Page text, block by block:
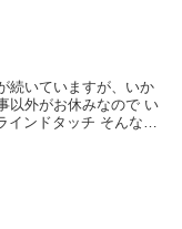
続いていますが、いか
以外がお休みなので い
ンドタッチ そんな中